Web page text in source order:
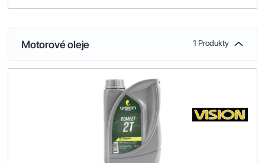
Motorové oleje 1 Produkty